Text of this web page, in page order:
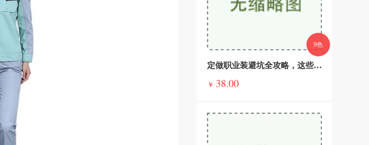
9色
定做职业装避坑全攻略，这些套路必警惕，不花冤枉钱
￥ 38.00